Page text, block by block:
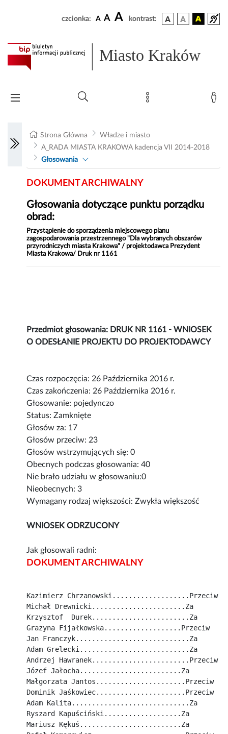
czcionka: A A A kontrast:
Miasto Kraków
Strona Główna
Władze i miasto
A_RADA MIASTA KRAKOWA kadencja VII 2014-2018
Głosowania
DOKUMENT ARCHIWALNY
Głosowania dotyczące punktu porządku
obrad:
Przystąpienie do sporządzenia miejscowego planu
zagospodarowania przestrzennego "Dla wybranych obszarów
przyrodniczych miasta Krakowa" / projektodawca Prezydent
Miasta Krakowa/ Druk nr 1161
Przedmiot głosowania: DRUK NR 1161 - WNIOSEK
O ODESŁANIE PROJEKTU DO PROJEKTODAWCY
Czas rozpoczęcia: 26 Października 2016 r.
Czas zakończenia: 26 Października 2016 r.
Głosowanie: pojedynczo
Status: Zamknięte
Głosów za: 17
Głosów przeciw: 23
Głosów wstrzymujących się: 0
Obecnych podczas głosowania: 40
Nie brało udziału w głosowaniu:0
Nieobecnych: 3
Wymagany rodzaj większości: Zwykła większość
WNIOSEK ODRZUCONY
Jak głosowali radni:
DOKUMENT ARCHIWALNY
Kazimierz Chrzanowski...................Przeciw
Michał Drewnicki.......................Za
Krzysztof  Durek........................Za
Grażyna Fijałkowska...................Przeciw
Jan Franczyk............................Za
Adam Grelecki...........................Za
Andrzej Hawranek........................Przeciw
Józef Jałocha.........................Za
Małgorzata Jantos......................Przeciw
Dominik Jaśkowiec......................Przeciw
Adam Kalita.............................Za
Ryszard Kapuściński...................Za
Mariusz Kękuś.........................Za